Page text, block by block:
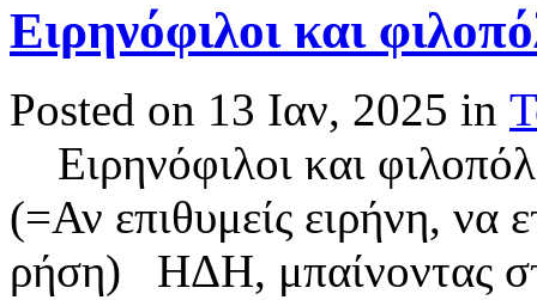
Ειρηνόφιλοι και
Posted on 13 Ιαν, 2025 in
Ειρηνόφιλοι και
(=Αν επιθυμείς ειρήνη, να
ρήση) ΗΔΗ, μπαίνοντας